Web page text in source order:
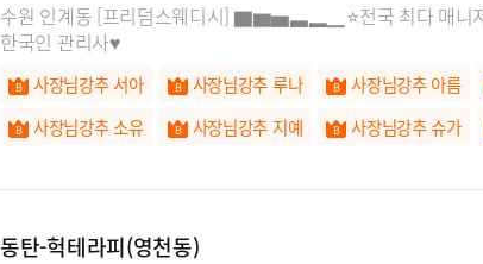
수원 인계동 [프리덤스웨디시] ▇▆▅▃▂▁⭐전국 최다 매
한국인 관리사♥
사장님강추 서아 사장님강추 루나 사장님강추 아름
사장님강추 소유
사장님강추 지예 사장님강추 슈가
동탄-헉테라피(영천동)